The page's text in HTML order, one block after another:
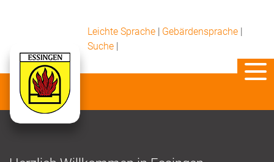
Leichte Sprache | Gebärdensprache |
Suche |